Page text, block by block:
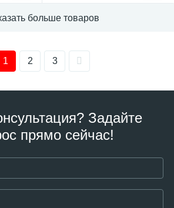
больше товаров
1 2 3
Задайте
прямо сейчас!